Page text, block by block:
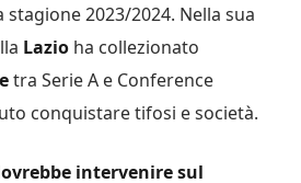
2023/2024. Nella sua
Lazio ha collezionato
tra Serie A e Conference
conquistare tifosi e società.
intervenire sul